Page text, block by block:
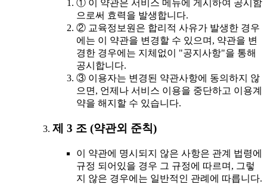
① 이 약관은 서비스 메뉴에 게시하여 공시함
으로써 효력을 발생합니다.
② 교육정보원은 합리적 사유가 발생한 경우
에는 이 약관을 변경할 수 있으며, 약관을 변
경한 경우에는 지체없이 "공지사항"을 통해
공시합니다.
③ 이용자는 변경된 약관사항에 동의하지 않
으면, 언제나 서비스 이용을 중단하고 이용계
약을 해지할 수 있습니다.
제 3 조 (약관외 준칙)
이 약관에 명시되지 않은 사항은 관계 법령에
규정 되어있을 경우 그 규정에 따르며, 그렇
지 않은 경우에는 일반적인 관례에 따릅니다.